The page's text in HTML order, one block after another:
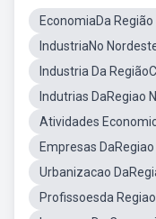
EconomiaDa
IndustriaNo
Industria Da
Indutrias DaRegiao
Atividades
Empresas
Urbanizacao
Profissoesda